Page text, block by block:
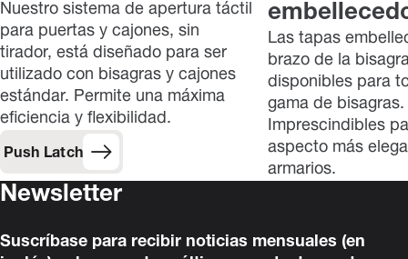
Nuestro sistema de apertura táctil
para puertas y cajones, sin
tirador, está diseñado para ser
utilizado con bisagras y cajones
estándar. Permite una máxima
eficiencia y flexibilidad.
Push Latch
Las tapas
brazo de la
disponibles para
gama de bisagras.
Imprescindibles
aspecto más
armarios.
Newsletter
Suscríbase para recibir noticias mensuales (en